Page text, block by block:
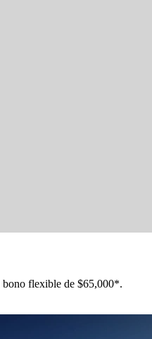
bono flexible de $65,000*.